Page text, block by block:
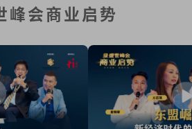
峰会商业启势